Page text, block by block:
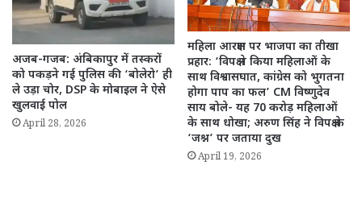
अजब-गजब: अंबिकापुर में तस्करों
को पकड़ने गई पुलिस की ‘बोलेरो’ ही
ले उड़ा चोर, DSP के मोबाइल ने ऐसे
खुलवाई पोल
April 28, 2026
महिला आरक्षण पर भाजपा का तीखा
प्रहार: ‘विपक्ष ने किया महिलाओं के
साथ विश्वासघात, कांग्रेस को भुगतना
होगा पाप का फल’ CM विष्णुदेव
साय बोले- यह 70 करोड़ महिलाओं
के साथ धोखा; अरुण सिंह ने विपक्ष के
‘जश्न’ पर जताया दुख
April 19, 2026